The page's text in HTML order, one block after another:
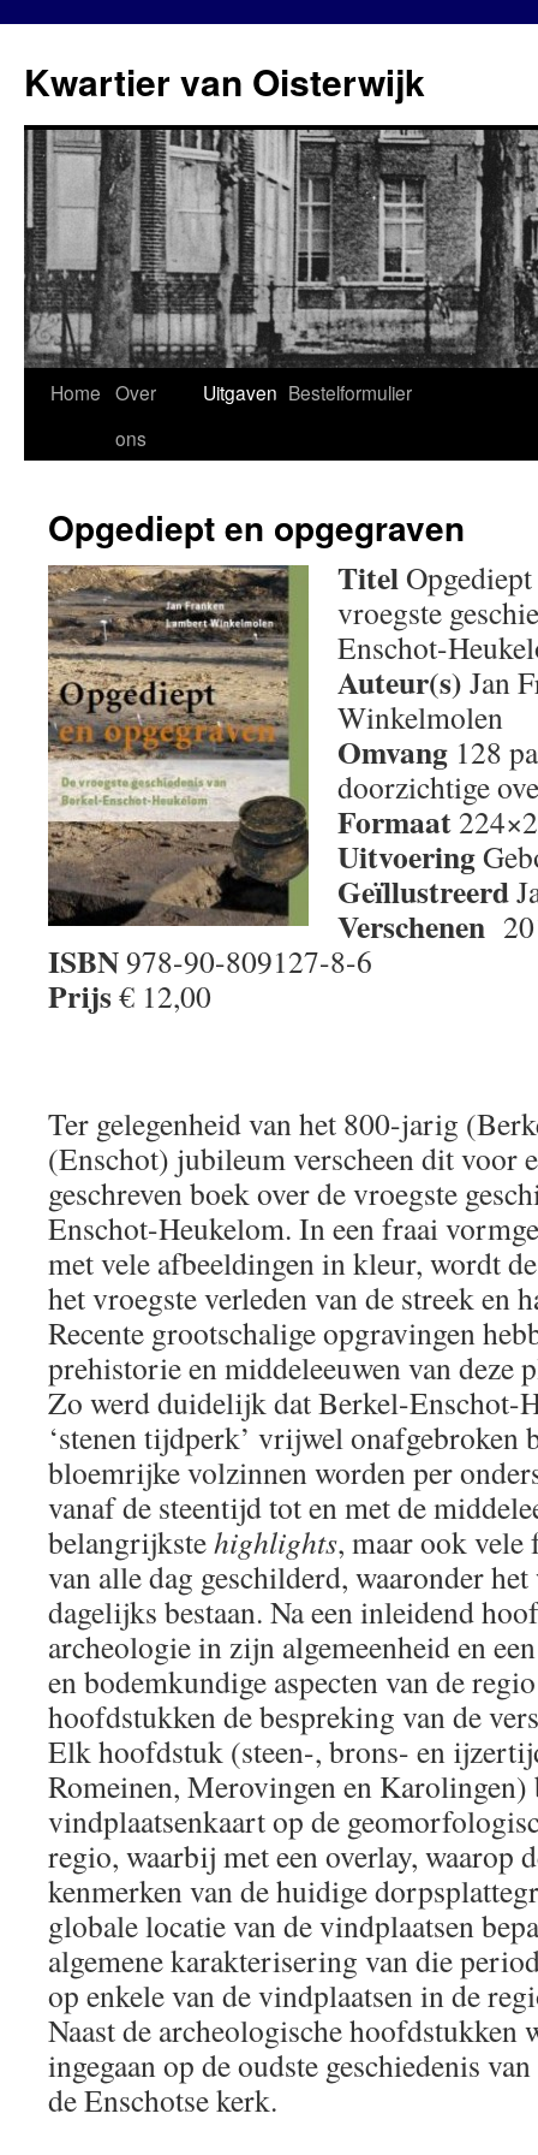
Kwartier van Oisterwijk
Spring
Home Over
ons
Uitgaven Bestelformulier
Opgediept en opgegraven
Titel
vroegste
Enschot-
Auteur(s) Jan
Winkelmolen
Omvang 128
doorzichtige
Formaat
Uitvoering
Geïllustreerd
Verschenen
ISBN978-90-809127-8-6
Prijs€ 12,00
Ter gelegenheid van het 800-jarig
(Enschot) jubileum verscheen dit voor
geschreven boek over de vroegste
Enschot-Heukelom. In een fraai
met vele afbeeldingen in kleur, wordt
het vroegste verleden van de streek en
Recente grootschalige opgravingen
prehistorie en middeleeuwen van deze
Zo werd duidelijk dat Berkel-Enschot-
‘stenen tijdperk’ vrijwel onafgebroken
bloemrijke volzinnen worden per
vanaf de steentijd tot en met de
belangrijkstehighlights, maar ook vele
van alle dag geschilderd, waaronder
dagelijks bestaan. Na een inleidend
archeologie in zijn algemeenheid en
en bodemkundige aspecten van de
hoofdstukken de bespreking van de
Elk hoofdstuk (steen-, brons- en
Romeinen, Merovingen en Karolingen)
vindplaatsenkaart op de
regio, waarbij met een overlay, waarop
kenmerken van de huidige
globale locatie van de vindplaatsen
algemene karakterisering van die
op enkele van de vindplaatsen in de
Naast de archeologische hoofdstukken
ingegaan op de oudste geschiedenis
de Enschotse kerk.